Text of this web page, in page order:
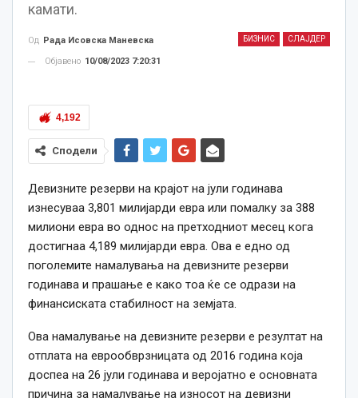
камати.
БИЗНИС СЛАЈДЕР
Од Рада Исовска Маневска
Објавено 10/08/2023 7:20:31
4,192
Сподели
Девизните резерви на крајот на јули годинава
изнесуваа 3,801 милијарди евра или помалку за 388
милиони евра во однос на претходниот месец кога
достигнаа 4,189 милијарди евра. Ова е едно од
поголемите намалувања на девизните резерви
годинава и прашање е како тоа ќе се одрази на
финансиската стабилност на земјата.
Ова намалување на девизните резерви е резултат на
отплата на еврообврзницата од 2016 година која
доспеа на 26 јули годинава и веројатно е основната
причина за намалување на износот на девизни